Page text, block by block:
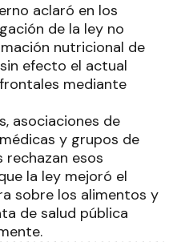
aclaró en los
de la ley no
nutricional de
efecto el actual
mediante
asociaciones de
y grupos de
rechazan esos
la ley mejoró el
sobre los alimentos y
de salud pública